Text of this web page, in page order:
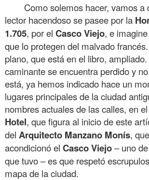
Como solemos hacer, vamos a
lector hacendoso se pasee por la
1.705, por el CascoViejo, e
que lo protegen del malvado
plano, que está en el libro,
caminante se encuentra perdido y
está, ya hemos indicado hace un
lugares principales de la ciudad
nombres actuales de las calles, en
Hotel, que figura al inicio de este
del Arquitecto Manzano Monís,
acondicionó el CascoViejo– uno
que tuvo – es que respetó
mapa de la ciudad.